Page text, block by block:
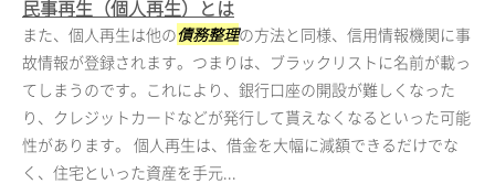
民事再生（個人再生）とは
また、個人再生は他の債務整理の方法と同様、信用情報機関に事
故情報が登録されます。つまりは、ブラックリストに名前が載っ
てしまうのです。これにより、銀行口座の開設が難しくなった
り、クレジットカードなどが発行して貰えなくなるといった可能
性があります。 個人再生は、借金を大幅に減額できるだけでな
く、住宅といった資産を手元...